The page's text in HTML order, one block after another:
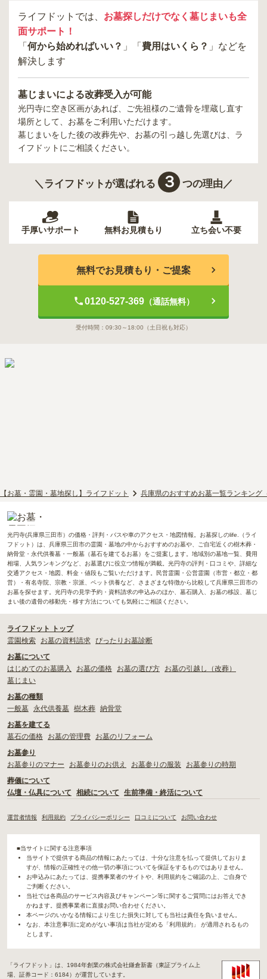
ライフドットでは、 お墓探しだけでなく墓じまいも全
面サポート！
「 何から始めればいい？ 」「 費用はいくら？ 」などを
解決します
墓じまいによる改葬受入が可能
光円寺に空き区画があれば、ご先祖様のご遺骨を埋蔵し直す
場所として、お墓をご利用いただけます。
墓じまいをした後の改葬先や、お墓の引っ越し先選びは、ラ
イフドットにご相談ください。
＼ライフドットが選ばれる ３ つの理由／
手厚いサポート 無料お見積もり 立ち会い不要
無料でお見積もり・ご提案
0120-527-369（通話無料）
受付時間： 09:30～18:00 （土日祝も対応）
【お墓・霊園・墓地探し】ライフドット 兵庫県のおすすめお墓一覧ランキング
光円寺(兵庫県三田市）の価格・評判・バスや車のアクセス・地図情報。お墓探しのlife.（ライ
フドット）は、兵庫県三田市の霊園・墓地の中からおすすめのお墓や、ご自宅近くの樹木葬・
納骨堂・永代供養墓・一般墓（墓石を建てるお墓）をご提案します。地域別の墓地一覧、費用
相場、人気ランキングなど、お墓選びに役立つ情報が満載。光円寺の評判・口コミや、詳細な
交通アクセス・地図、料金・値段もご覧いただけます。民営霊園・公営霊園（市営・都立・都
営）・有名寺院、宗教・宗派、ペット供養など、さまざまな特徴から比較して兵庫県三田市の
お墓を探せます。光円寺の見学予約・資料請求の申込みのほか、墓石購入、お墓の移設、墓じ
まい後の遺骨の移動先・移す方法についても気軽にご相談ください。
ライフドット トップ
霊園検索
お墓の資料請求 ぴったりお墓診断
お墓について
はじめてのお墓購入
お墓の価格 お墓の選び方
お墓の引越し（改葬）
墓じまい
お墓の種類
一般墓
永代供養墓 樹木葬 納骨堂
お墓を建てる
墓石の価格
お墓の管理費
お墓のリフォーム
お墓参り
お墓参りのマナー
お墓参りのお供え お墓参りの服装
お墓参りの時期
葬儀について
仏壇・仏具について
相続について 生前準備・終活について
運営者情報 利用規約 プライバシーポリシー 口コミについて お問い合わせ
■当サイトに関する注意事項
当サイトで提供する商品の情報にあたっては、十分な注意を払って提供しておりま
すが、情報の正確性その他一切の事項についてを保証をするものではありません。
お申込みにあたっては、提携事業者のサイトや、利用規約をご確認の上、ご自身で
ご判断ください。
当社では各商品のサービス内容及びキャンペーン等に関するご質問にはお答えでき
かねます。提携事業者に直接お問い合わせください。
本ページのいかなる情報により生じた損失に対しても当社は責任を負いません。
なお、本注意事項に定めがない事項は当社が定める「利用規約」 が適用されるもの
とします。
「ライフドット」は、1984年創業の株式会社鎌倉新書（東証プライム上
場、証券コード：6184）が運営しています。